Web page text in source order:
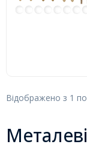
Відображено з 1 по